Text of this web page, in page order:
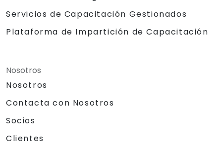
Servicios de Capacitación Gestionados
Plataforma de Impartición de Capacitación
Nosotros
Nosotros
Contacta con Nosotros
Socios
Clientes